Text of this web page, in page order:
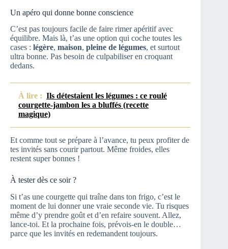
Un apéro qui donne bonne conscience
C’est pas toujours facile de faire rimer apéritif avec
équilibre. Mais là, t’as une option qui coche toutes les
cases : légère, maison, pleine de légumes, et surtout
ultra bonne. Pas besoin de culpabiliser en croquant
dedans.
À lire : Ils détestaient les légumes : ce roulé
courgette-jambon les a bluffés (recette
magique)
Et comme tout se prépare à l’avance, tu peux profiter de
tes invités sans courir partout. Même froides, elles
restent super bonnes !
À tester dès ce soir ?
Si t’as une courgette qui traîne dans ton frigo, c’est le
moment de lui donner une vraie seconde vie. Tu risques
même d’y prendre goût et d’en refaire souvent. Allez,
lance-toi. Et la prochaine fois, prévois-en le double…
parce que les invités en redemandent toujours.